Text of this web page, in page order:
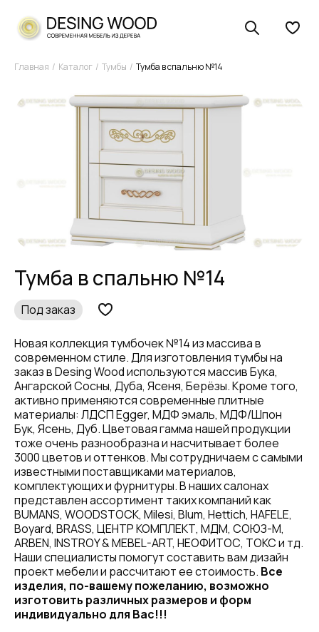
Главная Каталог Тумбы Тумба в спальню №14
Тумба в спальню №14
Под заказ
Новая коллекция тумбочек №14 из массива в
современном стиле. Для изготовления тумбы на
заказ в Desing Wood используются массив Бука,
Ангарской Сосны, Дуба, Ясеня, Берёзы. Кроме того,
активно применяются современные плитные
материалы: ЛДСП Egger, МДФ эмаль, МДФ/Шпон
Бук, Ясень, Дуб. Цветовая гамма нашей продукции
тоже очень разнообразна и насчитывает более
3000 цветов и оттенков. Мы сотрудничаем с самыми
известными поставщиками материалов,
комплектующих и фурнитуры. В наших салонах
представлен ассортимент таких компаний как
BUMANS, WOODSTOCK, Milesi, Blum, Hettich, HAFELE,
Boyard, BRASS, ЦЕНТР КОМПЛЕКТ, МДМ, СОЮЗ-М,
ARBEN, INSTROY & MEBEL-ART, НЕОФИТОС, ТОКС и тд.
Наши специалисты помогут составить вам дизайн
проект мебели и рассчитают ее стоимость. Все
изделия, по-вашему пожеланию, возможно
изготовить различных размеров и форм
индивидуально для Вас!!!